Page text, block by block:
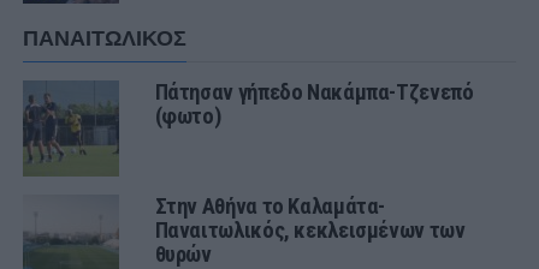
ΠΑΝΑΙΤΩΛΙΚΟΣ
Πάτησαν γήπεδο Νακάμπα-Τζενεπό
(φωτο)
Στην Αθήνα το Καλαμάτα-
Παναιτωλικός, κεκλεισμένων των
θυρών